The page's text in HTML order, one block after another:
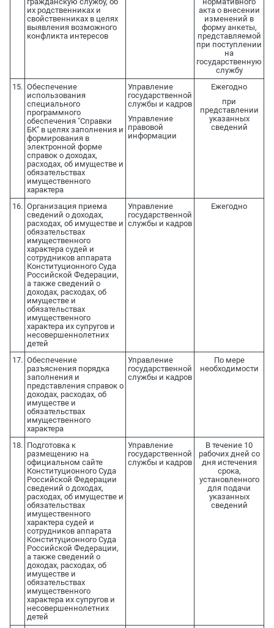
их родственниках и
свойственниках в целях
выявления возможного
конфликта интересов
акта о внесении
изменений в
форму анкеты,
представляемой
при поступлении
на
государственную
службу
15. Обеспечение
использования
специального
программного
обеспечения "Справки
БК" в целях заполнения и
формирования в
электронной форме
справок о доходах,
расходах, об имуществе и
обязательствах
имущественного
характера
Управление
государственной
службы и кадров
Управление
правовой
информации
Ежегодно
при
представлении
указанных
сведений
16. Организация приема
сведений о доходах,
расходах, об имуществе и
обязательствах
имущественного
характера судей и
сотрудников аппарата
Конституционного Суда
Российской Федерации,
а также сведений о
доходах, расходах, об
имуществе и
обязательствах
имущественного
характера их супругов и
несовершеннолетних
детей
Управление
государственной
службы и кадров
Ежегодно
17. Обеспечение
разъяснения порядка
заполнения и
представления справок о
доходах, расходах, об
имуществе и
обязательствах
имущественного
характера
Управление
государственной
службы и кадров
По мере
необходимости
18. Подготовка к
размещению на
официальном сайте
Конституционного Суда
Российской Федерации
сведений о доходах,
расходах, об имуществе и
обязательствах
имущественного
характера судей и
сотрудников аппарата
Конституционного Суда
Российской Федерации,
а также сведений о
доходах, расходах, об
имуществе и
обязательствах
имущественного
характера их супругов и
несовершеннолетних
детей
Управление
государственной
службы и кадров
В течение 10
рабочих дней со
дня истечения
срока,
установленного
для подачи
указанных
сведений